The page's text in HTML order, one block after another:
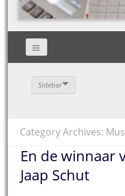
Sidebar
Category Archives:
En de winnaar
Jaap Schut